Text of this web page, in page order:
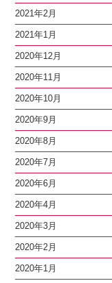
2021年2月
2021年1月
2020年12月
2020年11月
2020年10月
2020年9月
2020年8月
2020年7月
2020年6月
2020年4月
2020年3月
2020年2月
2020年1月